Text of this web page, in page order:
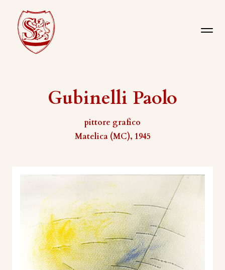
Gubinelli Paolo
pittore grafico
Matelica (MC), 1945